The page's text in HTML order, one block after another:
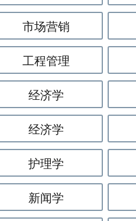
市场营销
工程管理
经济学
经济学
护理学
新闻学